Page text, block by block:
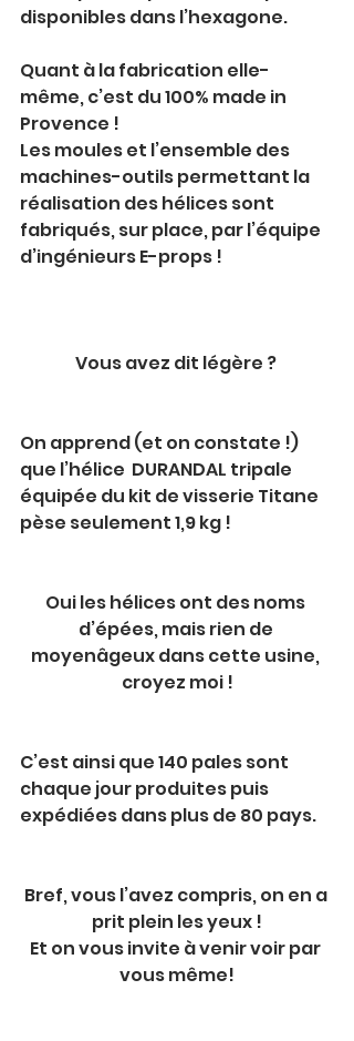
disponibles dans l’hexagone.
Quant à la fabrication elle-
même, c’est du 100% made in
Provence !
Les moules et l’ensemble des
machines-outils permettant la
réalisation des hélices sont
fabriqués, sur place, par l’équipe
d’ingénieurs E-props !
Vous avez dit légère ?
On apprend (et on constate !)
que l’hélice  DURANDAL tripale
équipée du kit de visserie Titane
pèse seulement 1,9 kg !
Oui les hélices ont des noms
d’épées, mais rien de
moyenâgeux dans cette usine,
croyez moi !
C’est ainsi que 140 pales sont
chaque jour produites puis
expédiées dans plus de 80 pays.
Bref, vous l’avez compris, on en a
prit plein les yeux !
Et on vous invite à venir voir par
vous même!